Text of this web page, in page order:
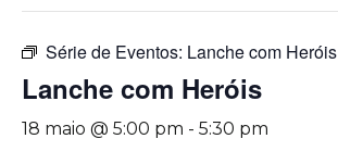
Série de Eventos: Lanche com Heróis
Lanche com Heróis
18 maio @ 5:00 pm - 5:30 pm